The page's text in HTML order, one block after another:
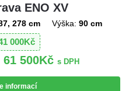
ENO XV
278 cm Výška: 90 cm
000Kč
61 500Kč s DPH
informací